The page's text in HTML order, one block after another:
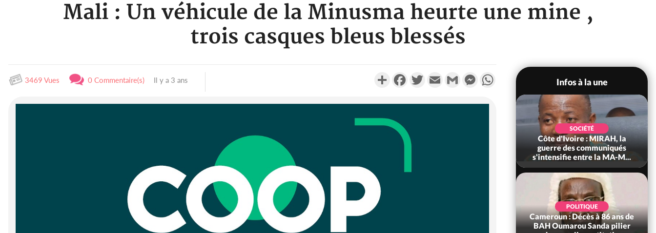
Mali : Un véhicule de la Minusma heurte une mine ,
trois casques bleus blessés
3469 Vues 0 Commentaire(s) Il y a 3 ans PartagerFacebookTwitterEmail Gmail MessengerWhatsApp
Infos à la une
Côte d'Ivoire : Man, deux
personnes périssent dans un
SOCIÉTÉ
Côte d'Ivoire : MIRAH, la
guerre des communiqués
s'intensifie entre la MA-M...
POLITIQUE
Cameroun : Décès à 86 ans de
BAH Oumarou Sanda pilier